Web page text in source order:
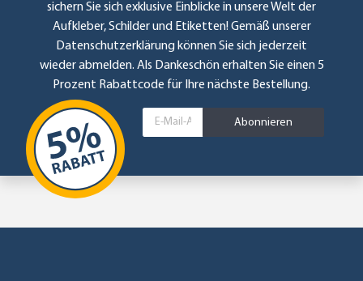
sichern Sie sich exklusive Einblicke in unsere Welt der
Aufkleber, Schilder und Etiketten! Gemäß unserer
Datenschutzerklärungkönnen Sie sich jederzeit
wieder abmelden. Als Dankeschön erhalten Sie einen 5
Prozent Rabattcode für Ihre nächste Bestellung.
Abonnieren